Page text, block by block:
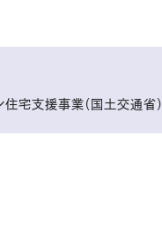
住宅支援事業（国土交通省）